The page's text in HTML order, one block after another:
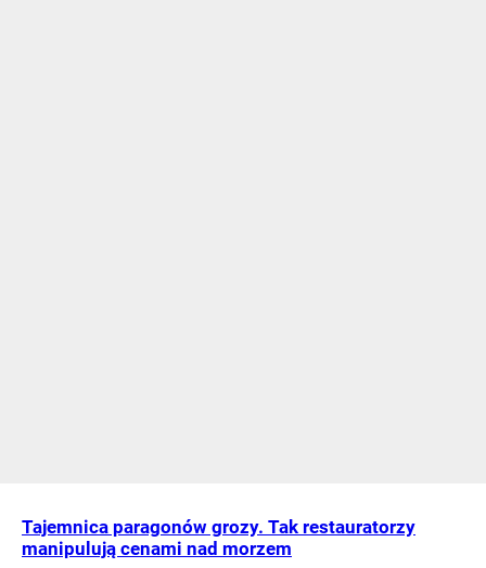
Tajemnica paragonów grozy. Tak restauratorzy
manipulują cenami nad morzem